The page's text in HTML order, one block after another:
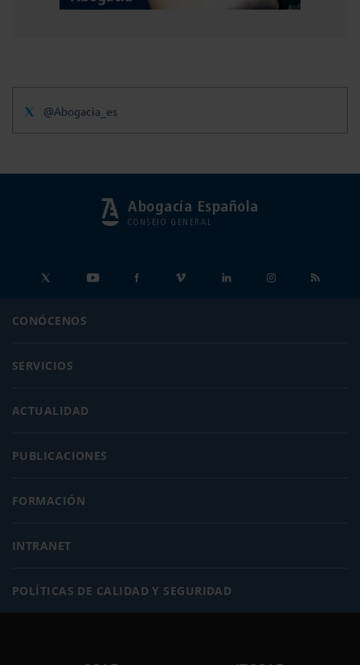
@Abogacia_es
Abogacía Española
CONSEJO GENERAL
CONÓCENOS
SERVICIOS
ACTUALIDAD
PUBLICACIONES
FORMACIÓN
INTRANET
POLÍTICAS DE CALIDAD Y SEGURIDAD